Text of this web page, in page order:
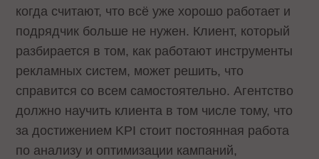
когда считают, что всё уже хорошо работает и
подрядчик больше не нужен. Клиент, который
разбирается в том, как работают инструменты
рекламных систем, может решить, что
справится со всем самостоятельно. Агентство
должно научить клиента в том числе тому, что
за достижением KPI стоит постоянная работа
по анализу и оптимизации кампаний,